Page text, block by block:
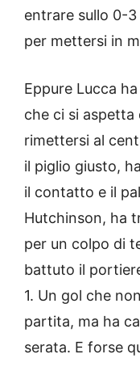
entrare sullo 0-
per mettersi in
Eppure Lucca
che ci si
rimettersi al
il piglio giusto,
il contatto e il
Hutchinson, ha
per un colpo di
battuto il
1. Un gol che
partita, ma ha
serata. E forse